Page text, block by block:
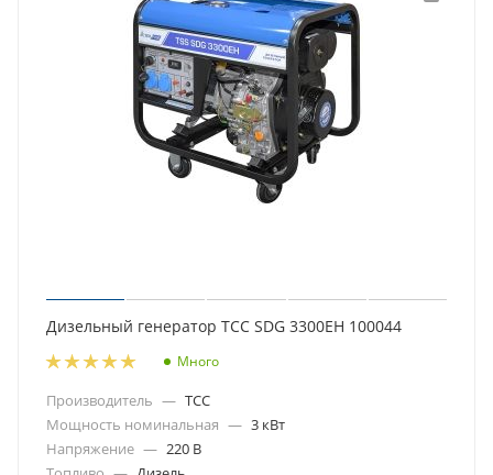
Дизельный генератор ТСС SDG 3300EH 100044
Много
Производитель — ТСС
Мощность номинальная — 3 кВт
Напряжение — 220 В